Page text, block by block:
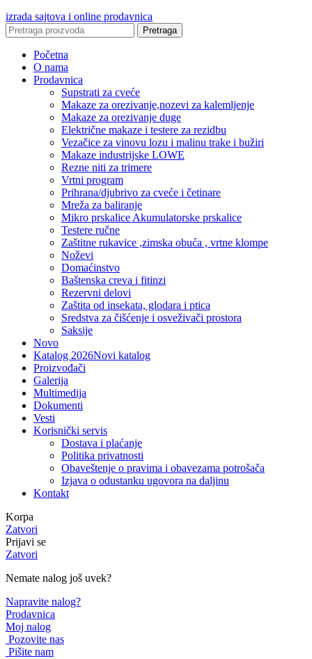
izrada sajtova i online prodavnica
Pretraga
Početna
O nama
Prodavnica
Supstrati za cveće
Makaze za orezivanje,nozevi za kalemljenje
Makaze za orezivanje duge
Električne makaze i testere za rezidbu
Vezačice za vinovu lozu i malinu trake i bužiri
Makaze industrijske LOWE
Rezne niti za trimere
Vrtni program
Prihrana/djubrivo za cveće i četinare
Mreža za baliranje
Mikro prskalice Akumulatorske prskalice
Testere ručne
Zaštitne rukavice ,zimska obuća , vrtne klompe
Noževi
Domaćinstvo
Baštenska creva i fitinzi
Rezervni delovi
Zaštita od insekata, glodara i ptica
Sredstva za čišćenje i osveživači prostora
Saksije
Novo
Katalog 2026Novi katalog
Proizvođači
Galerija
Multimedija
Dokumenti
Vesti
Korisnički servis
Dostava i plaćanje
Politika privatnosti
Obaveštenje o pravima i obavezama potrošača
Izjava o odustanku ugovora na daljinu
Kontakt
Korpa
Zatvori
Prijavi se
Zatvori
Nemate nalog još uvek?
Napravite nalog?
Prodavnica
Moj nalog
Pozovite nas
Pišite nam